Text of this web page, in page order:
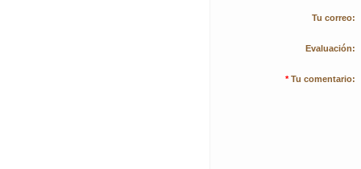
Tu correo:
Evaluación:
* Tu comentario: